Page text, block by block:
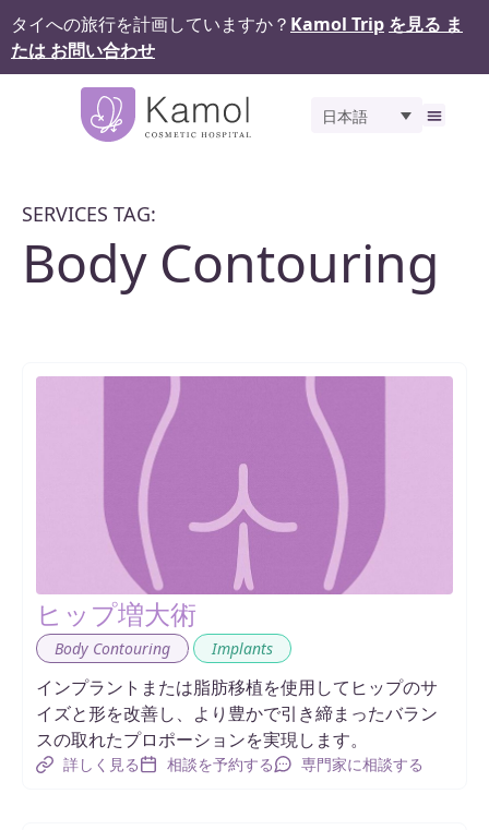
タイへの旅行を計画していますか？ Kamol Trip を見る ま
たは お問い合わせ
日本語
SERVICES TAG:
Body Contouring
ヒップ増大術
Body Contouring Implants
インプラントまたは脂肪移植を使用してヒップのサ
イズと形を改善し、より豊かで引き締まったバラン
スの取れたプロポーションを実現します。
詳しく見る 相談を予約する 専門家に相談する